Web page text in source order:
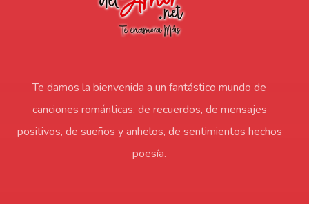
Te damos la bienvenida a un fantástico mundo de
canciones románticas, de recuerdos, de mensajes
positivos, de sueños y anhelos, de sentimientos hechos
poesía.